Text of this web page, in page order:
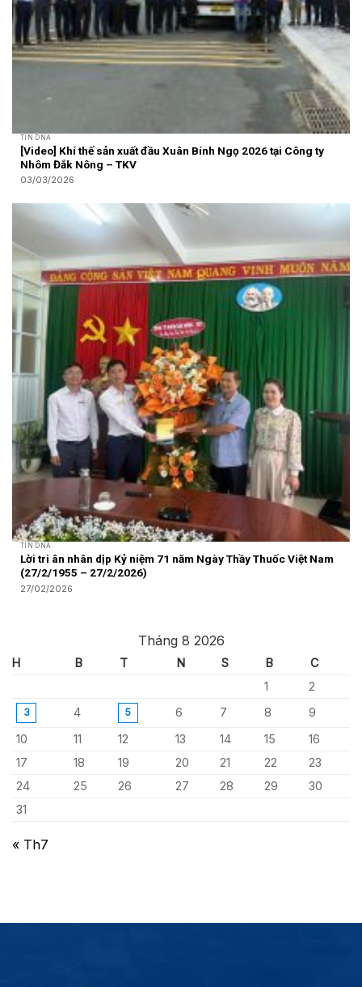
TIN DNA
[Video] Khí thế sản xuất đầu Xuân Bính Ngọ 2026 tại Công ty
Nhôm Đắk Nông – TKV
03/03/2026
TIN DNA
Lời tri ân nhân dịp Kỷ niệm 71 năm Ngày Thầy Thuốc Việt Nam
(27/2/1955 – 27/2/2026)
27/02/2026
Tháng 8 2026
H B T N S B
C
1
2
3 4 5 6 7 8
9
10
11 12 13 14 15
16
17
18 19 20 21 22
23
24
25 26 27 28 29
30
31
« Th7